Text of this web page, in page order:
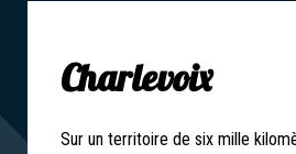
Charlevoix
Sur un territoire de six mille